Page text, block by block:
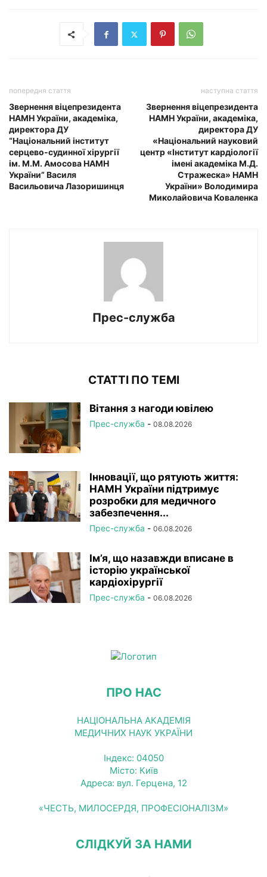
попередня стаття
Звернення віцепрезидента
НАМН України, академіка,
директора ДУ
“Національний інститут
серцево-судинної хірургії
ім. М.М. Амосова НАМН
України” Василя
Васильовича Лазоришинця
наступна стаття
Звернення віцепрезидента
НАМН України, академіка,
директора ДУ
«Національний науковий
центр «Інститут кардіології
імені академіка М.Д.
Стражеска» НАМН
України» Володимира
Миколайовича Коваленка
Прес-служба
СТАТТІ ПО ТЕМІ
Вітання з нагоди ювілею
Прес-служба - 08.08.2026
Інновації, що рятують життя:
НАМН України підтримує
розробки для медичного
забезпечення...
Прес-служба - 06.08.2026
Ім’я, що назавжди вписане в
історію української
кардіохірургії
Прес-служба - 06.08.2026
ПРО НАС
НАЦІОНАЛЬНА АКАДЕМІЯ
МЕДИЧНИХ НАУК УКРАЇНИ
Індекс: 04050
Місто: Київ
Адреса: вул. Герцена, 12
«ЧЕСТЬ, МИЛОСЕРДЯ, ПРОФЕСІОНАЛІЗМ»
СЛІДКУЙ ЗА НАМИ